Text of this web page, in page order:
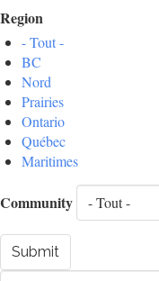
Region
- Tout -
BC
Nord
Prairies
Ontario
Québec
Maritimes
Community
Submit